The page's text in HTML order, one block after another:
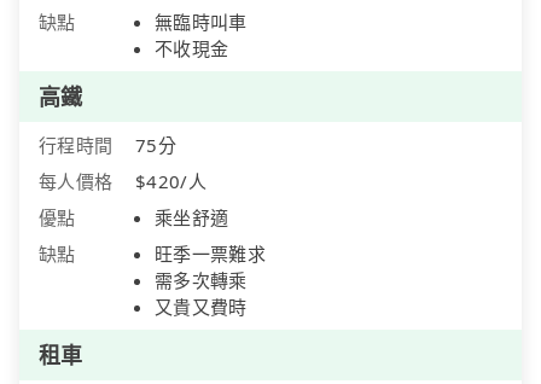
缺點
無臨時叫車
不收現金
高鐵
行程時間
75分
每人價格
$420/人
優點
乘坐舒適
缺點
旺季一票難求
需多次轉乘
又貴又費時
租車